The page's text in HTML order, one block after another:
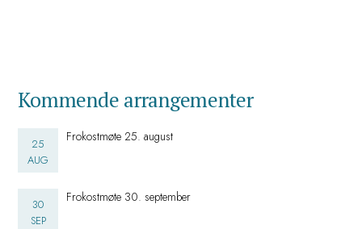
Kommende arrangementer
25
AUG
Frokostmøte 25. august
30
SEP
Frokostmøte 30. september